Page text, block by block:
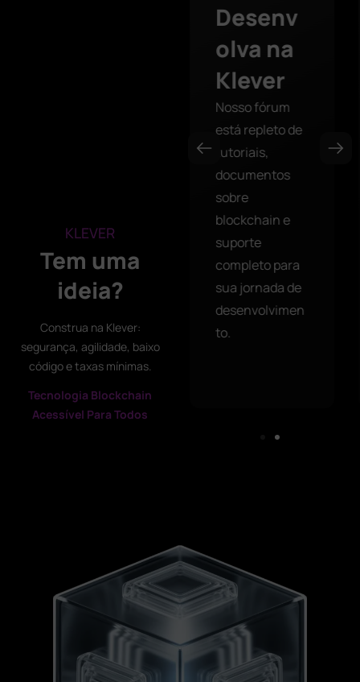
KLEVER
Tem uma
ideia?
Construa na Klever:
segurança, agilidade, baixo
código e taxas mínimas.
Tecnologia Blockchain
Acessível Para Todos
Desenv
olva na
Klever
Nosso fórum
está repleto de
tutoriais,
documentos
sobre
blockchain e
suporte
completo para
sua jornada de
desenvolvimen
to.